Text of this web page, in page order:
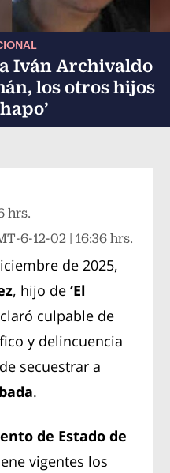
Iván Archivaldo
los otros hijos
Email
mediante Facebook
actual mediante Twitter
actual mediante
hrs.
6-12-02 | 16:36 hrs.
de 2025,
, hijo de‘El
culpable de
y delincuencia
secuestrar a
.
de Estado de
vigentes los